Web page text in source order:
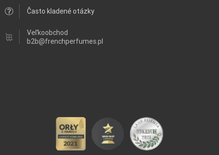
Často kladené otázky
Veľkoobchod
b2b@frenchperfumes.pl